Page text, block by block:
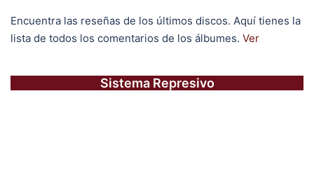
Encuentra las reseñas de los últimos discos. Aquí tienes la
lista de todos los comentarios de los álbumes. Ver
Sistema Represivo